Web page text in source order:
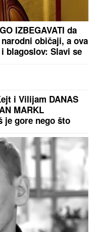
Ovako se Đanijev sin
ĆERKE
BLIZANCI
i svi
Morali da
iako im je otac
da novac ne
zapanjeni, šta to